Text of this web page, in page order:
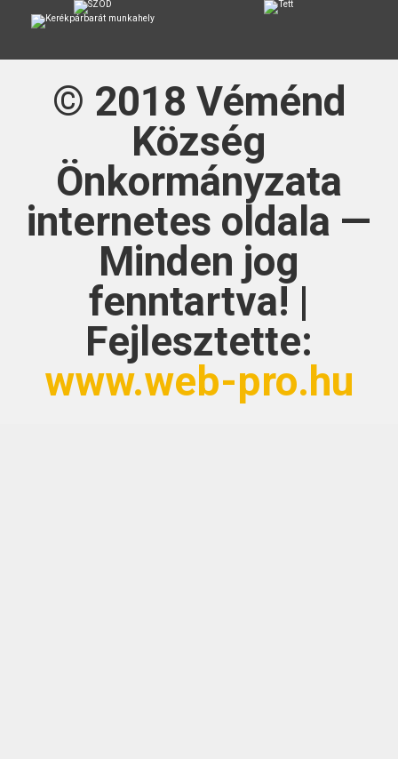
© 2018 Véménd
Község
Önkormányzata
internetes oldala —
Minden jog
fenntartva! |
Fejlesztette:
www.web-pro.hu